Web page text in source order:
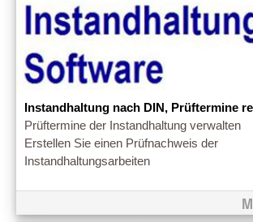
Instandhaltung nach DIN, Prüftermine
Prüftermine der Instandhaltung verwalten
Erstellen Sie einen Prüfnachweis der
Instandhaltungsarbeiten